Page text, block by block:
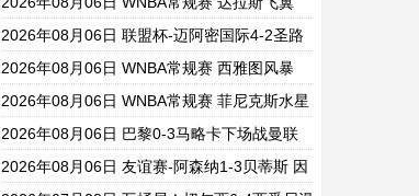
92 - 96 华盛顿神秘人 全场集锦
2026年08月06日 联盟杯-迈阿密国际4-2圣路
易斯 梅西2射1传 阿伦助攻戴帽
2026年08月06日 WNBA常规赛 西雅图风暴
86 - 92 纽约自由人 全场集锦
2026年08月06日 WNBA常规赛 菲尼克斯水星
82 - 96 亚特兰大梦想 全场集锦
2026年08月06日 巴黎0-3马略卡下场战曼联
巴黎全场控球近6成+8射3正未果
2026年08月06日 友谊赛-阿森纳1-3贝蒂斯 因